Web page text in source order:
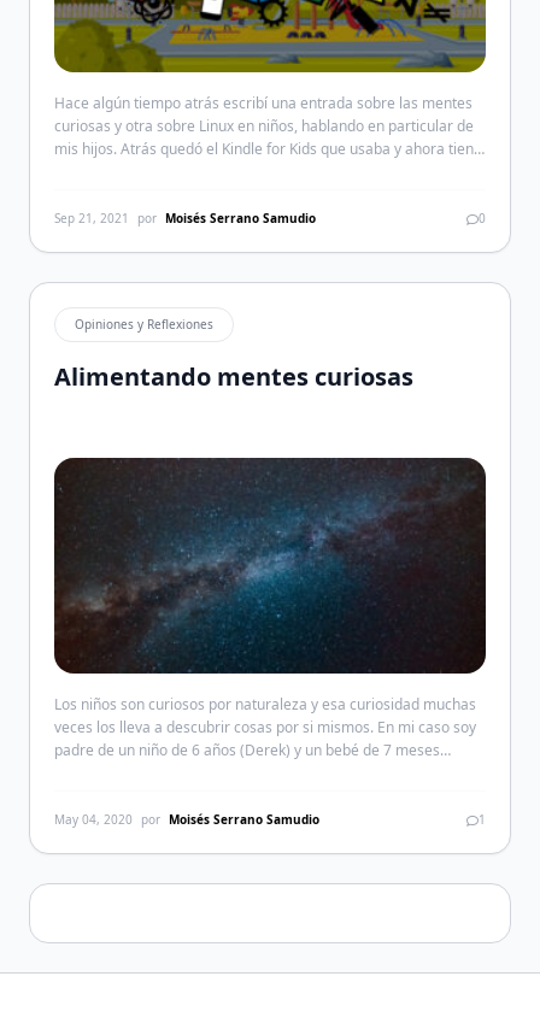
Hace algún tiempo atrás escribí una entrada sobre las mentes
curiosas y otra sobre Linux en niños, hablando en particular de
mis hijos. Atrás quedó el Kindle for Kids que usaba y ahora tiene
Sep 21, 2021 por Moisés Serrano Samudio 0
Opiniones y Reflexiones
Alimentando mentes curiosas
Los niños son curiosos por naturaleza y esa curiosidad muchas
veces los lleva a descubrir cosas por si mismos. En mi caso soy
padre de un niño de 6 años (Derek) y un bebé de 7 meses
May 04, 2020 por Moisés Serrano Samudio 1